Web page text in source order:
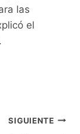
las
el
.
SIGUIENTE